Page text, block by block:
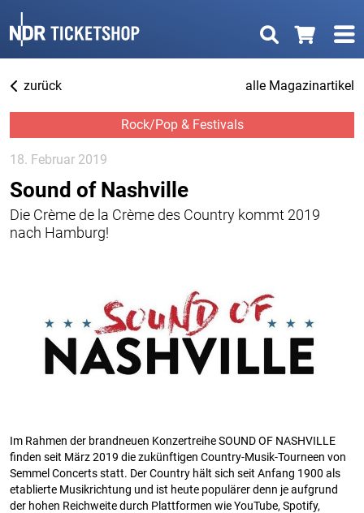
zurück alle Magazinartikel
18. Februar 2019
Rock/Pop & Festivals
Sound of Nashville
Die Crème de la Crème des Country kommt 2019
nach Hamburg!
Im Rahmen der brandneuen Konzertreihe SOUND OF NASHVILLE
finden seit März 2019 die zukünftigen Country-Musik-Tourneen von
Semmel Concerts statt. Der Country hält sich seit Anfang 1900 als
etablierte Musikrichtung und ist heute populärer denn je aufgrund
der hohen Reichweite durch Plattformen wie YouTube, Spotify,